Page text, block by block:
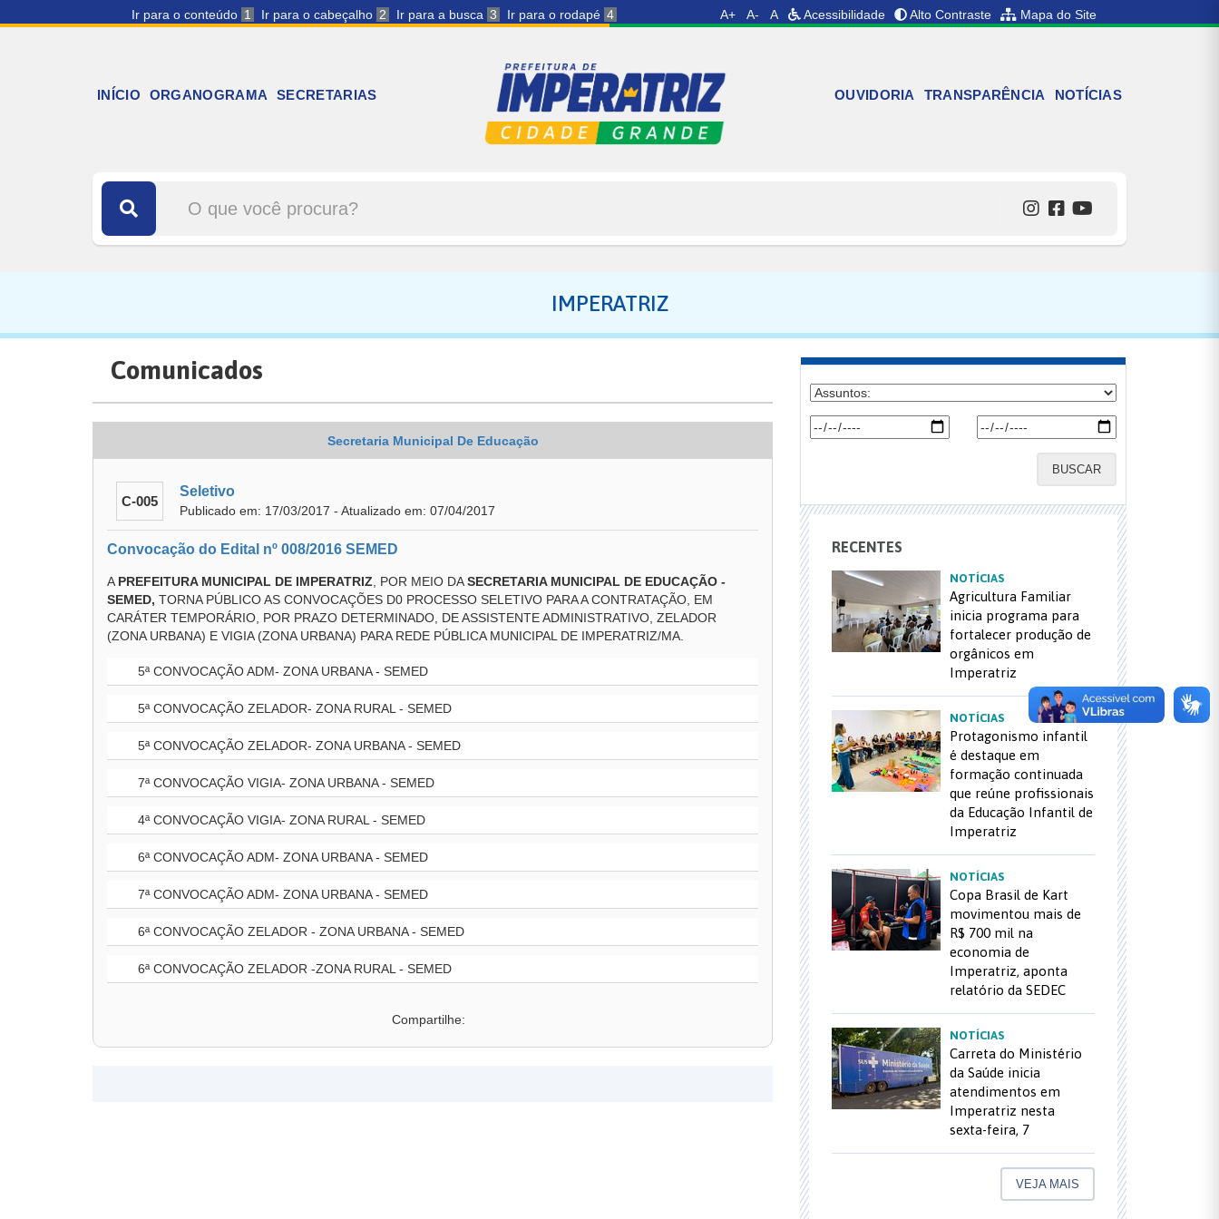
Ir para o conteúdo 1 Ir para o cabeçalho 2 Ir para a busca 3 Ir para o rodapé 4 A+ A- A Acessibilidade Alto Contraste Mapa do Site
INÍCIO ORGANOGRAMA SECRETARIAS OUVIDORIA TRANSPARÊNCIA NOTÍCIAS
IMPERATRIZ
Comunicados
Secretaria Municipal De Educação
C-005
Seletivo
Publicado em: 17/03/2017 - Atualizado em: 07/04/2017
Convocação do Edital nº 008/2016 SEMED
A PREFEITURA MUNICIPAL DE IMPERATRIZ , POR MEIO DASECRETARIA MUNICIPAL DE EDUCAÇÃO -
SEMED, TORNA PÚBLICO AS CONVOCAÇÕES D0 PROCESSO SELETIVO PARA A CONTRATAÇÃO, EM
CARÁTER TEMPORÁRIO, POR PRAZO DETERMINADO, DE ASSISTENTE ADMINISTRATIVO, ZELADOR
(ZONA URBANA) E VIGIA (ZONA URBANA) PARA REDE PÚBLICA MUNICIPAL DE IMPERATRIZ/MA.
5ª CONVOCAÇÃO ADM- ZONA URBANA - SEMED
5ª CONVOCAÇÃO ZELADOR- ZONA RURAL - SEMED
5ª CONVOCAÇÃO ZELADOR- ZONA URBANA - SEMED
7ª CONVOCAÇÃO VIGIA- ZONA URBANA - SEMED
4ª CONVOCAÇÃO VIGIA- ZONA RURAL - SEMED
6ª CONVOCAÇÃO ADM- ZONA URBANA - SEMED
7ª CONVOCAÇÃO ADM- ZONA URBANA - SEMED
6ª CONVOCAÇÃO ZELADOR - ZONA URBANA - SEMED
6ª CONVOCAÇÃO ZELADOR -ZONA RURAL - SEMED
Compartilhe:
BUSCAR
RECENTES
NOTÍCIAS
Agricultura Familiar
inicia programa para
fortalecer produção de
orgânicos em
Imperatriz
NOTÍCIAS
Protagonismo infantil
é destaque em
formação continuada
que reúne profissionais
da Educação Infantil de
Imperatriz
NOTÍCIAS
Copa Brasil de Kart
movimentou mais de
R$ 700 mil na
economia de
Imperatriz, aponta
relatório da SEDEC
NOTÍCIAS
Carreta do Ministério
da Saúde inicia
atendimentos em
Imperatriz nesta
sexta-feira, 7
VEJA MAIS